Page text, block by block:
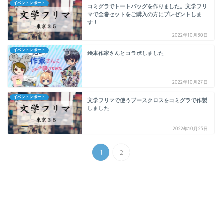
イベントレポート
コミグラでトートバッグを作りました。文学フリ
マで全巻セットをご購入の方にプレゼントしま
す！
2022年10月30日
イベントレポート
絵本作家さんとコラボしました
2022年10月27日
イベントレポート
文学フリマで使うブースクロスをコミグラで作製
しました
2022年10月23日
1 2